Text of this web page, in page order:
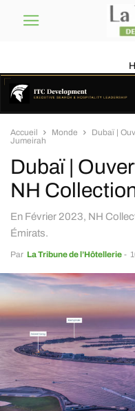
Accueil Monde
Dubaï |
Jumeirah
Dubaï |
NH
En Février 2023, NH
Émirats.
Par La Tribune de l’Hôtellerie -